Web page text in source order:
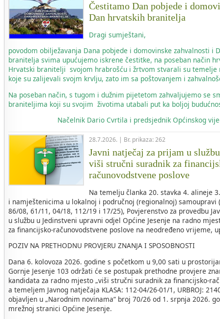
Čestitamo Dan pobjede i
Dan hrvatskih branitelja
Dragi sumještani,
povodom obilježavanja Dana pobjede i domovinske zahvalnosti i
branitelja svima upućujemo iskrene čestitke, na poseban način
Hrvatski branitelji svojom hrabrošću i žrtvom stvarali su temelje
koje su zalijevali svojm krvlju, zato im sa poštovanjem i
Na poseban način, s tugom i dužnim pijetetom zahvaljujemo se
braniteljima koji su svojim životima utabali put ka boljoj
Načelnik Dario Cvrtila i predsjednik Općinskog
28.7.2026. | Br. prikaza: 262
Javni natječaj za prijam u
viši stručni suradnik za
računovodstvene poslove
Na temelju članka 20. stavka 4. alineje
i namještenicima u lokalnoj i područnoj (regionalnoj) samoupravi
86/08, 61/11, 04/18, 112/19 i 17/25), Povjerenstvo za provedbu
u službu u Jedinstveni upravni odjel Općine Jesenje na radno
za financijsko-računovodstvene poslove na neodređeno vrijeme,
POZIV NA PRETHODNU PROVJERU ZNANJA I SPOSOBNOSTI
Dana 6. kolovoza 2026. godine s početkom u 9,00 sati u
Gornje Jesenje 103 održati će se postupak prethodne provjere
kandidata za radno mjesto „viši stručni suradnik za financijsko-
a temeljem Javnog natječaja KLASA: 112-04/26-01/1, URBROJ:
objavljen u „Narodnim novinama“ broj 70/26 od 1. srpnja 2026.
mrežnoj stranici Općine Jesenje.